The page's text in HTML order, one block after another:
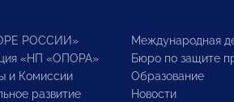
РОССИИ»
«НП «ОПОРА»
и Комиссии
развитие
Международная
Бюро по защите
Образование
Новости